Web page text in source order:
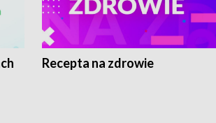
Recepta na zdrowie